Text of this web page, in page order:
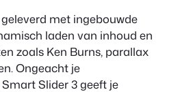
met ingebouwde
laden van inhoud en
zoals Ken Burns, parallax
Ongeacht je
Slider 3 geeft je